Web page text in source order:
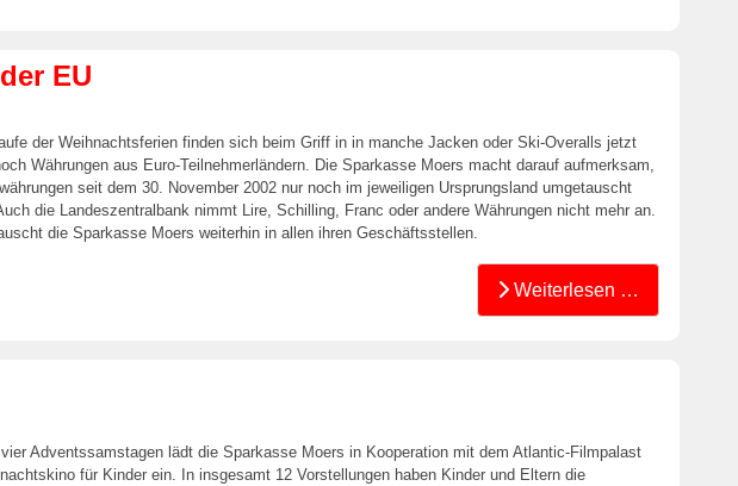
EU
der Weihnachtsferien finden sich beim Griff in in manche Jacken oder Ski-Overalls jetzt
Währungen aus Euro-Teilnehmerländern. Die Sparkasse Moers macht darauf aufmerksam,
seit dem 30. November 2002 nur noch im jeweiligen Ursprungsland umgetauscht
die Landeszentralbank nimmt Lire, Schilling, Franc oder andere Währungen nicht mehr an.
die Sparkasse Moers weiterhin in allen ihren Geschäftsstellen.
Weiterlesen …
Adventssamstagen lädt die Sparkasse Moers in Kooperation mit dem Atlantic-Filmpalast
für Kinder ein. In insgesamt 12 Vorstellungen haben Kinder und Eltern die